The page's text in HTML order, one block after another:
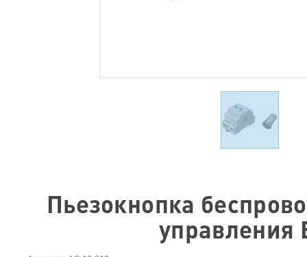
Пьезокнопка
управления